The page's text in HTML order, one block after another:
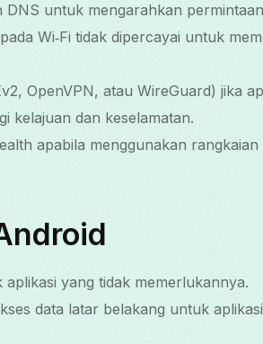
untuk mengarahkan
Wi‑Fi tidak dipercayai untuk
OpenVPN, atau WireGuard) jika
kelajuan dan keselamatan.
apabila menggunakan
yang tidak memerlukannya.
data latar belakang untuk